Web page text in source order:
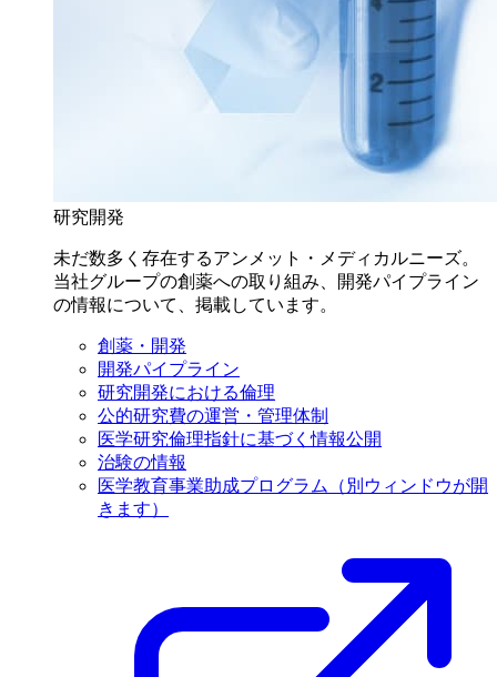
研究開発
未だ数多く存在するアンメット・メディカルニーズ。
当社グループの創薬への取り組み、開発パイプライン
の情報について、掲載しています。
創薬・開発
開発パイプライン
研究開発における倫理
公的研究費の運営・管理体制
医学研究倫理指針に基づく情報公開
治験の情報
医学教育事業助成プログラム
（別ウィンドウが開
きます）